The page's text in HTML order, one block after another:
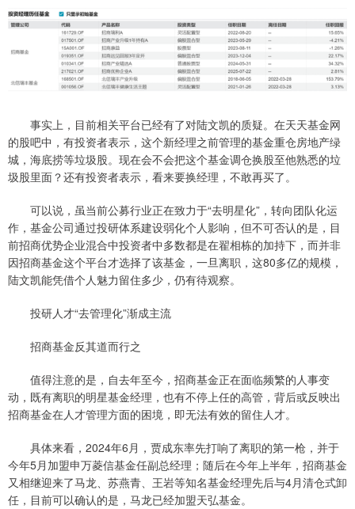
事实上，目前相关平台已经有了对陆文凯的质疑。在天天基金网
的股吧中，有投资者表示，这个新经理之前管理的基金重仓房地产绿
城，海底捞等垃圾股。现在会不会把这个基金调仓换股至他熟悉的垃
圾股里面？还有投资者表示，看来要换经理，不敢再买了。
可以说，虽当前公募行业正在致力于“去明星化”，转向团队化运
作，基金公司通过投研体系建设弱化个人影响，但不可否认的是，目
前招商优势企业混合中投资者中多数都是在翟相栋的加持下，而并非
因招商基金这个平台才选择了该基金，一旦离职，这80多亿的规模，
陆文凯能凭借个人魅力留住多少，仍有待观察。
投研人才“去管理化”渐成主流
招商基金反其道而行之
值得注意的是，自去年至今，招商基金正在面临频繁的人事变
动，既有离职的明星基金经理，也有不停上任的高管，背后或反映出
招商基金在人才管理方面的困境，即无法有效的留住人才。
具体来看，2024年6月，贾成东率先打响了离职的第一枪，并于
今年5月加盟申万菱信基金任副总经理；随后在今年上半年，招商基金
又相继迎来了马龙、苏燕青、王岩等知名基金经理先后与4月清仓式卸
任，目前可以确认的是，马龙已经加盟天弘基金。